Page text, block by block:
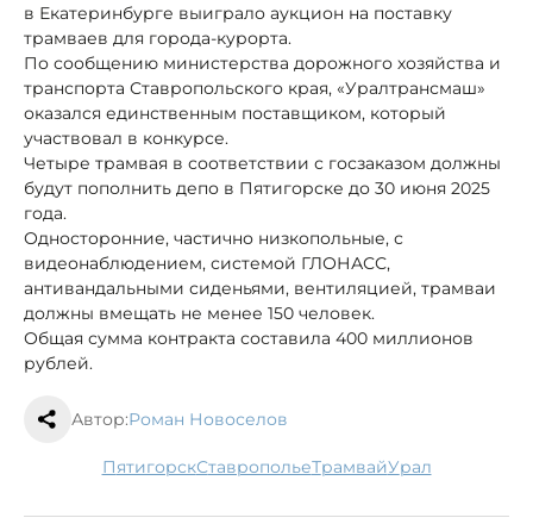
в Екатеринбурге выиграло аукцион на поставку
трамваев для города-курорта.
По сообщению министерства дорожного хозяйства и
транспорта Ставропольского края, «Уралтрансмаш»
оказался единственным поставщиком, который
участвовал в конкурсе.
Четыре трамвая в соответствии с госзаказом должны
будут пополнить депо в Пятигорске до 30 июня 2025
года.
Односторонние, частично низкопольные, с
видеонаблюдением, системой ГЛОНАСС,
антивандальными сиденьями, вентиляцией, трамваи
должны вмещать не менее 150 человек.
Общая сумма контракта составила 400 миллионов
рублей.
Автор:Роман Новоселов
Пятигорск Ставрополье трамвай Урал